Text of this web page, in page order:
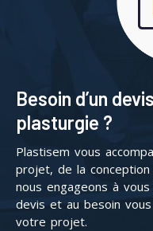
Besoin d’un
plasturgie ?
Plastisem vous
projet, de la conception
nous engageons à
devis et au besoin
votre projet.